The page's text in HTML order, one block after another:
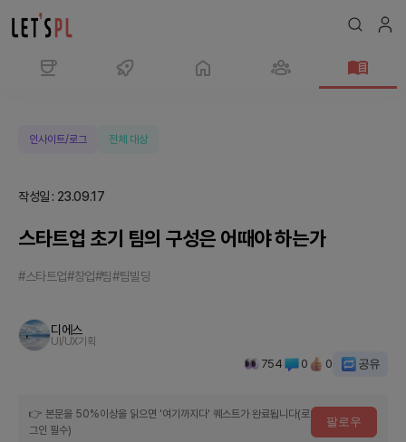
인사이트/로그 전체 대상
작성일 : 23.09.17
스타트업 초기 팀의 구성은 어때야 하는가
#스타트업#창업#팀#팀빌딩
디에스
UI/UX기획
754 0 0 공유
👉 본문을 50%이상을 읽으면 '여기까지다' 퀘스트가 완료됩니다(로
그인 필수)
팔로우